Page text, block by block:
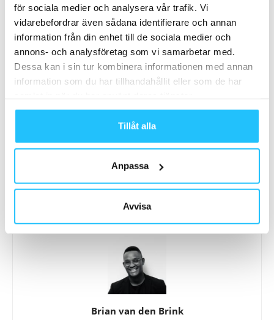
för sociala medier och analysera vår trafik. Vi
vidarebefordrar även sådana identifierare och annan
information från din enhet till de sociala medier och
annons- och analysföretag som vi samarbetar med.
Dessa kan i sin tur kombinera informationen med annan
information som du har tillhandahållit eller som de har
Tillåt alla
Anpassa
Avvisa
TAGGAR Amanda Omilian Gavelo Jens Bergquist
ClassPass årssummering
Spegel, spegel på väggen där:
konceptprodukten Withings
nytt sätt
Brian van den Brink